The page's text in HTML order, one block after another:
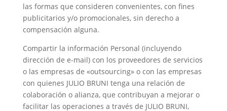
las formas que consideren convenientes, con fines
publicitarios y/o promocionales, sin derecho a
compensación alguna.
Compartir la información Personal (incluyendo
dirección de e-mail) con los proveedores de servicios
o las empresas de «outsourcing» o con las empresas
con quienes JULIO BRUNI tenga una relación de
colaboración o alianza, que contribuyan a mejorar o
facilitar las operaciones a través de JULIO BRUNI,